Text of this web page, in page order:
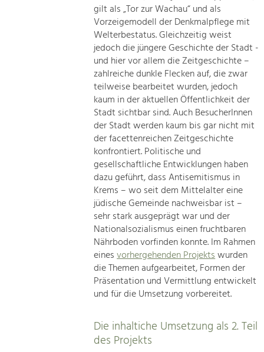
Mobilität & Energie
Klimawandel, öffentlicher Verkehr und
erneuerbare Energie
Steigerung regionaler Wertschöpfung
gilt als „Tor zur Wachau“ und als
Vorzeigemodell der Denkmalpflege mit
Welterbestatus. Gleichzeitig weist
jedoch die jüngere Geschichte der Stadt -
und hier vor allem die Zeitgeschichte –
zahlreiche dunkle Flecken auf, die zwar
teilweise bearbeitet wurden, jedoch
kaum in der aktuellen Öffentlichkeit der
Stadt sichtbar sind. Auch BesucherInnen
der Stadt werden kaum bis gar nicht mit
der facettenreichen Zeitgeschichte
konfrontiert. Politische und
gesellschaftliche Entwicklungen haben
dazu geführt, dass Antisemitismus in
Krems – wo seit dem Mittelalter eine
jüdische Gemeinde nachweisbar ist –
sehr stark ausgeprägt war und der
Nationalsozialismus einen fruchtbaren
Nährboden vorfinden konnte. Im Rahmen
einesvorhergehenden Projektswurden
die Themen aufgearbeitet, Formen der
Präsentation und Vermittlung entwickelt
und für die Umsetzung vorbereitet.
Die inhaltiche Umsetzung als 2. Teil
des Projekts